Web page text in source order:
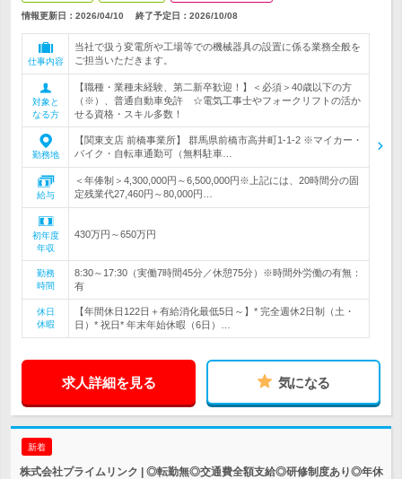
情報更新日：2026/04/10 終了予定日： 2026/10/08
仕事内容
当社で扱う変電所や工場等での機械器具の設置に係る業務全般を
ご担当いただきます。
対象と
なる方
【職種・業種未経験、第二新卒歓迎！】＜必須＞40歳以下の方
（※）、普通自動車免許 ☆電気工事士やフォークリフトの活か
せる資格・スキル多数！
勤務地
【関東支店 前橋事業所】 群馬県前橋市高井町1-1-2 ※マイカー・
バイク・自転車通勤可（無料駐車…
給与
＜年俸制＞4,300,000円～6,500,000円※上記には、20時間分の固
定残業代27,460円～80,000円…
初年度
年収
430万円～650万円
勤務
時間
8:30～17:30（実働7時間45分／休憩75分）※時間外労働の有無：
有
休日
休暇
【年間休日122日＋有給消化最低5日～】* 完全週休2日制（土・
日）* 祝日* 年末年始休暇（6日）…
求人詳細を見る 気になる
新着
株式会社プライムリンク | ◎転勤無◎交通費全額支給◎研修制度あり◎年休